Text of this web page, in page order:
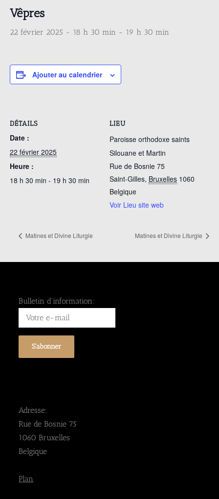
Vêpres
22 février 2025 - 18 h 30 min - 19 h 30 min
Ajouter au calendrier
DÉTAILS
Date :
22 février 2025
Heure :
18 h 30 min - 19 h 30 min
LIEU
Paroisse orthodoxe saints
Silouane et Martin
Rue de Bosnie 75
Saint-Gilles, Bruxelles 1060
Belgique
Voir Lieu site web
Matines et Divine Liturgie Matines et Divine Liturgie
Bulletin d'information:
Adresse:
Rue de Bosnie 75
1060 Bruxelles
Belgique
Plan